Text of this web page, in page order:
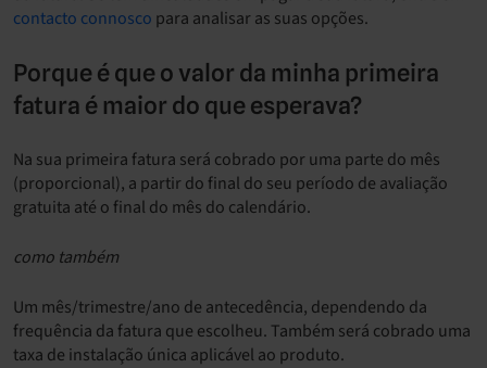
contacto connosco para analisar as suas opções.
Porque é que o valor da minha primeira
fatura é maior do que esperava?
Na sua primeira fatura será cobrado por uma parte do mês
(proporcional), a partir do final do seu período de avaliação
gratuita até o final do mês do calendário.
como também
Um mês/trimestre/ano de antecedência, dependendo da
frequência da fatura que escolheu. Também será cobrado uma
taxa de instalação única aplicável ao produto.